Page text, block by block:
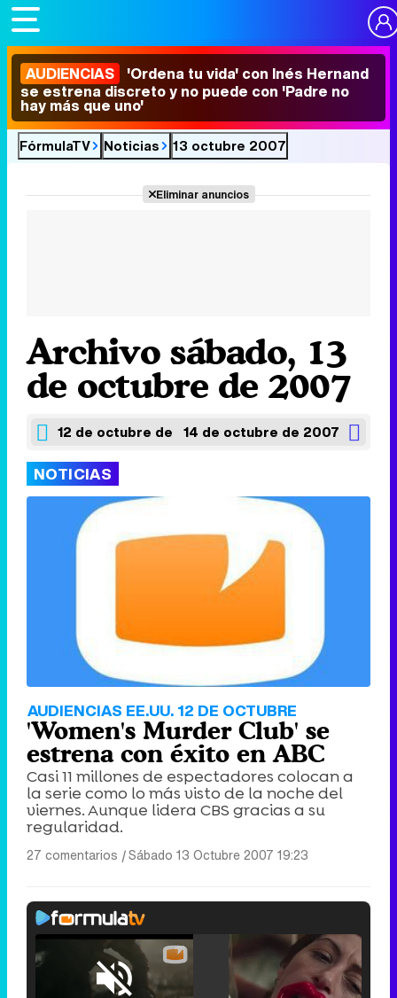
AUDIENCIAS 'Ordena tu vida' con Inés Hernand
se estrena discreto y no puede con 'Padre no
hay más que uno'
FórmulaTV Noticias 13 octubre 2007
Eliminar anuncios
Archivo sábado, 13
de octubre de 2007
12 de octubre de 200714 de octubre de 2007
NOTICIAS
AUDIENCIAS EE.UU. 12 DE OCTUBRE
'Women's Murder Club' se
estrena con éxito en ABC
Casi 11 millones de espectadores colocan a
la serie como lo más visto de la noche del
viernes. Aunque lidera CBS gracias a su
regularidad.
27 comentarios |Sábado 13 Octubre 2007 19:23